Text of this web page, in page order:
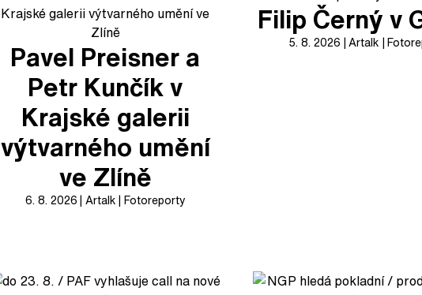
Pavel Preisner a
Petr Kunčík v
Krajské galerii
výtvarného umění
ve Zlíně
6. 8. 2026 Artalk Fotoreporty
Filip Černý v
5. 8. 2026 Artalk